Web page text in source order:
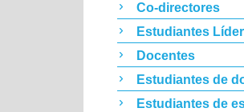
Co-directores
Estudiantes
Docentes
Estudiantes de
Estudiantes de